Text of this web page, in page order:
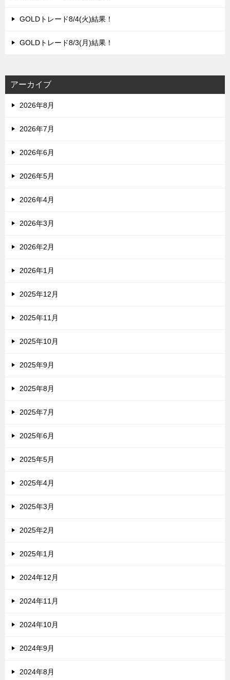
GOLDトレード8/4(火)結果！
GOLDトレード8/3(月)結果！
アーカイブ
2026年8月
2026年7月
2026年6月
2026年5月
2026年4月
2026年3月
2026年2月
2026年1月
2025年12月
2025年11月
2025年10月
2025年9月
2025年8月
2025年7月
2025年6月
2025年5月
2025年4月
2025年3月
2025年2月
2025年1月
2024年12月
2024年11月
2024年10月
2024年9月
2024年8月